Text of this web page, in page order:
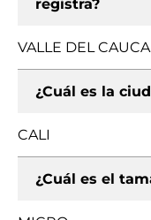
registra?
VALLE DEL CAUCA
¿Cuál es la
CALI
¿Cuál es el